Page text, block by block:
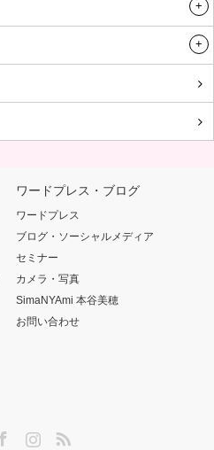
ワードプレス・ブログ
ワードプレス
ブログ・ソーシャルメディア
セミナー
カメラ・写真
SimaNYAmi 本谷美穂
お問い合わせ